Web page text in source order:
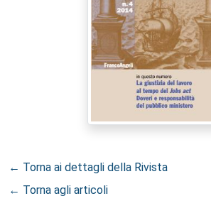
← Torna ai dettagli della Rivista
← Torna agli articoli